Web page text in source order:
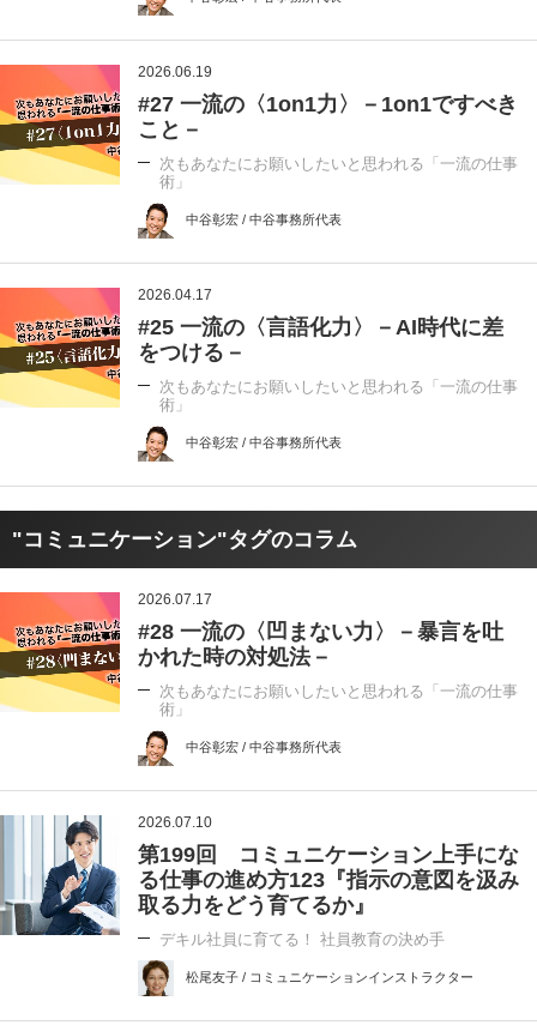
2026.06.19
#27 一流の〈1on1力〉－1on1ですべき
こと－
次もあなたにお願いしたいと思われる「一流の仕事
術」
中谷彰宏 / 中谷事務所代表
2026.04.17
#25 一流の〈言語化力〉－AI時代に差
をつける－
次もあなたにお願いしたいと思われる「一流の仕事
術」
中谷彰宏 / 中谷事務所代表
"コミュニケーション"タグのコラム
2026.07.17
#28 一流の〈凹まない力〉－暴言を吐
かれた時の対処法－
次もあなたにお願いしたいと思われる「一流の仕事
術」
中谷彰宏 / 中谷事務所代表
2026.07.10
第199回 コミュニケーション上手にな
る仕事の進め方123『指示の意図を汲み
取る力をどう育てるか』
デキル社員に育てる！ 社員教育の決め手
松尾友子 / コミュニケーションインストラクター